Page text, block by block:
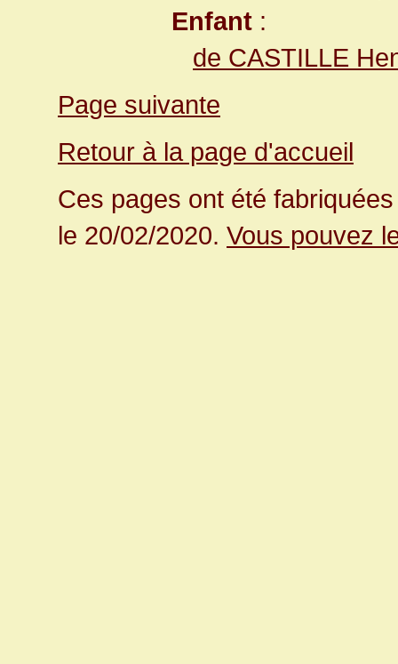
Enfant :
de CASTILLE
Page suivante
Retour à la page d'accueil
Ces pages ont été
le 20/02/2020. Vous pouvez